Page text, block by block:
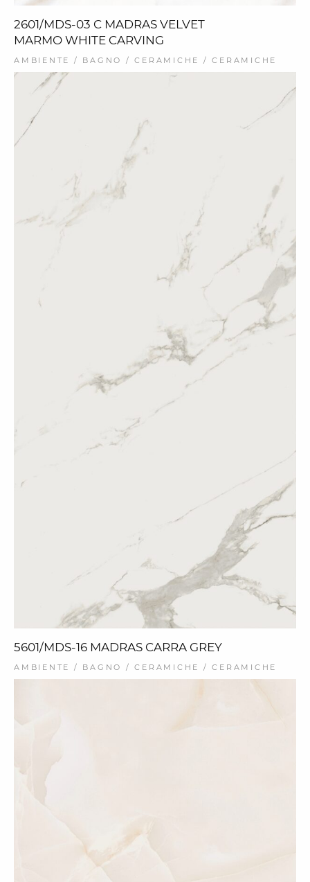
2601/MDS-03 C MADRAS VELVET
MARMO WHITE CARVING
AMBIENTE / BAGNO / CERAMICHE / CERAMICHE
5601/MDS-16 MADRAS CARRA GREY
AMBIENTE / BAGNO / CERAMICHE / CERAMICHE